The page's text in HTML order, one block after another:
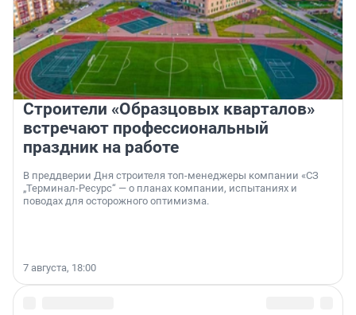
Строители «Образцовых кварталов»
встречают профессиональный
праздник на работе
В преддверии Дня строителя топ-менеджеры компании «СЗ
„Терминал-Ресурс“ — о планах компании, испытаниях и
поводах для осторожного оптимизма.
7 августа, 18:00